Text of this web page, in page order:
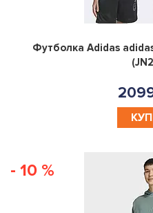
Футболка Adidas
- 10 %